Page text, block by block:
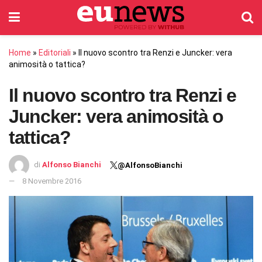
Home » Editoriali »
Il nuovo scontro tra Renzi e Juncker: vera
animosità o tattica?
Il nuovo scontro tra Renzi e
Juncker: vera animosità o
tattica?
di Alfonso Bianchi
@AlfonsoBianchi
8 Novembre 2016